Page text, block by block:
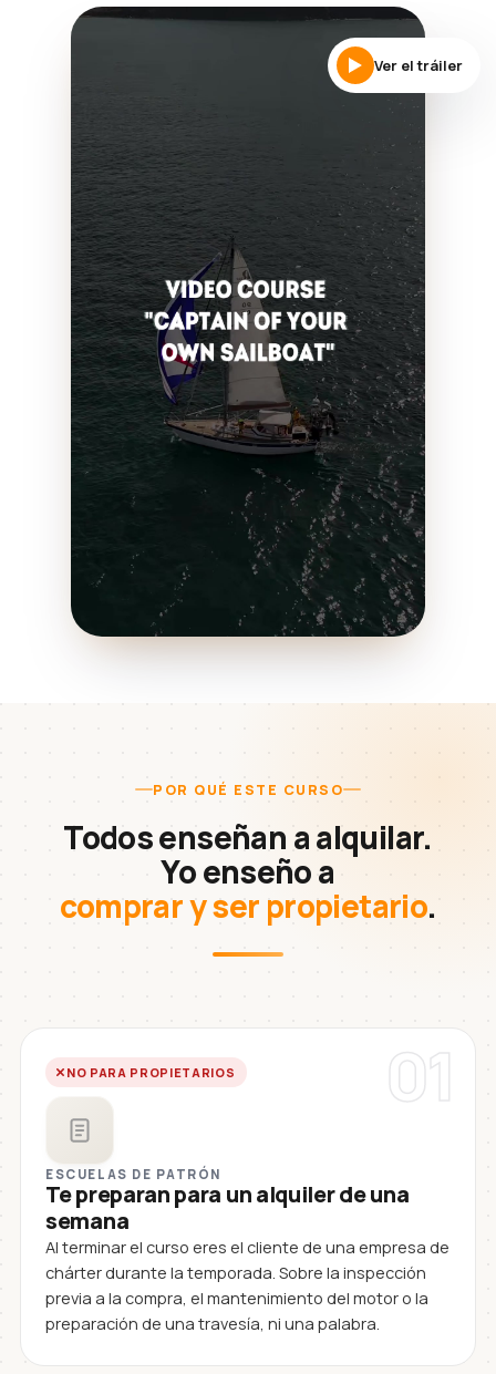
Ver el tráiler
POR QUÉ ESTE CURSO
Todos enseñan a alquilar.
Yo enseño a
comprar y ser propietario.
01
NO PARA PROPIETARIOS
ESCUELAS DE PATRÓN
Te preparan para un alquiler de una
semana
Al terminar el curso eres el cliente de una empresa de
chárter durante la temporada. Sobre la inspección
previa a la compra, el mantenimiento del motor o la
preparación de una travesía, ni una palabra.